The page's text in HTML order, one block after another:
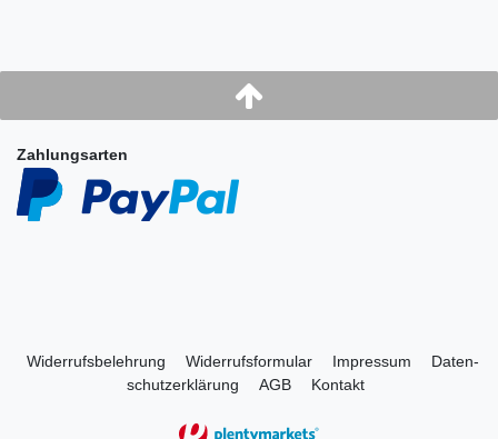
Zahlungsarten
Widerrufs­belehrung Widerrufs­formular Impressum
Daten­
schutz­erklärung
AGB Kontakt